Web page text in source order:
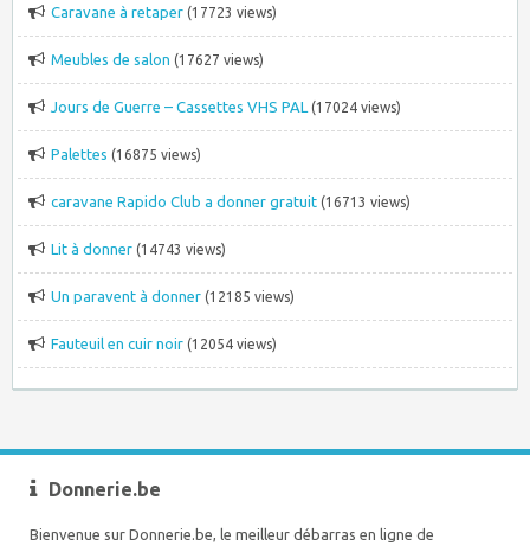
Caravane à retaper (17723 views)
Meubles de salon (17627 views)
Jours de Guerre – Cassettes VHS PAL (17024 views)
Palettes (16875 views)
caravane Rapido Club a donner gratuit (16713 views)
Lit à donner (14743 views)
Un paravent à donner (12185 views)
Fauteuil en cuir noir (12054 views)
Donnerie.be
Bienvenue sur Donnerie.be, le meilleur débarras en ligne de